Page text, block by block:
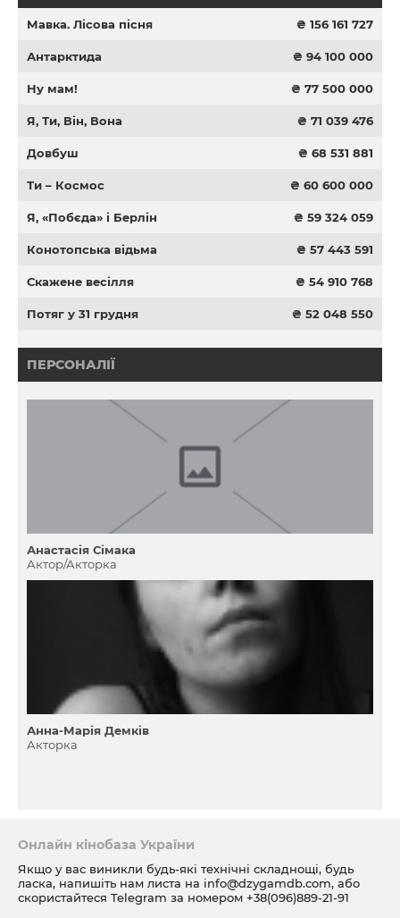
Мавка. Лісова пісня ₴ 156 161 727
Антарктида ₴ 94 100 000
Ну мам! ₴ 77 500 000
Я, Ти, Він, Вона ₴ 71 039 476
Довбуш ₴ 68 531 881
Ти – Космос ₴ 60 600 000
Я, «Побєда» і Берлін ₴ 59 324 059
Конотопська відьма ₴ 57 443 591
Скажене весілля ₴ 54 910 768
Потяг у 31 грудня ₴ 52 048 550
ПЕРСОНАЛІЇ
Анастасія Сімака
Актор/Акторка
Анна-Марія Демків
Акторка
Онлайн кінобаза України
Якщо у вас виникли будь-які технічні складнощі, будь
ласка, напишіть нам листа на info@dzygamdb.com, або
скористайтеся Telegram за номером +38(096)889-21-91